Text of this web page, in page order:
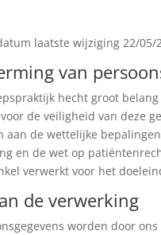
laatste wijziging 22/05/
van
hecht groot
de veiligheid van deze
aan de wettelijke
en de wet op
verwerkt voor het
de verwerking
worden door